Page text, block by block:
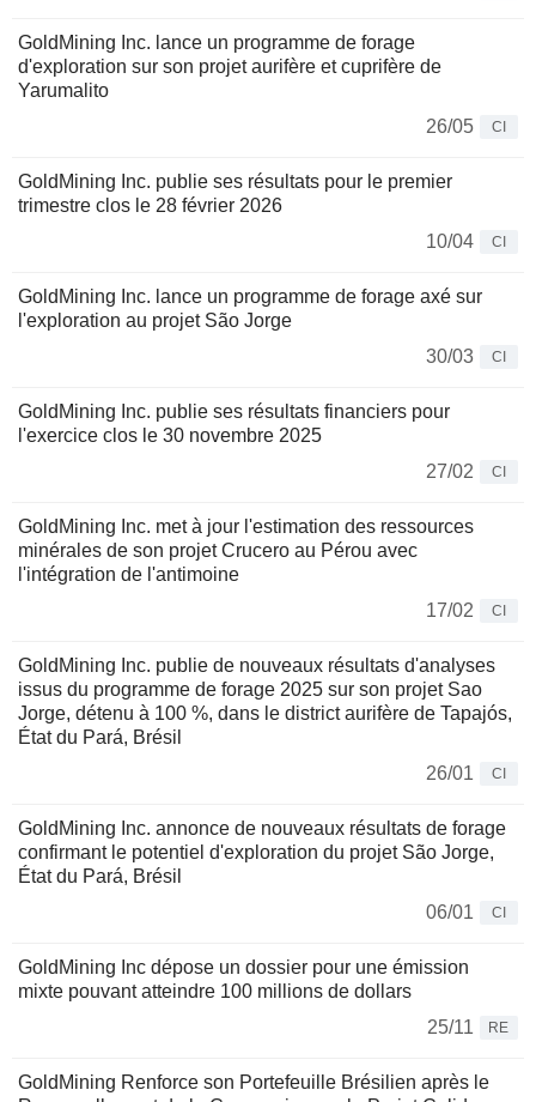
GoldMining Inc. lance un programme de forage
d'exploration sur son projet aurifère et cuprifère de
Yarumalito
26/05
CI
GoldMining Inc. publie ses résultats pour le premier
trimestre clos le 28 février 2026
10/04
CI
GoldMining Inc. lance un programme de forage axé sur
l'exploration au projet São Jorge
30/03
CI
GoldMining Inc. publie ses résultats financiers pour
l'exercice clos le 30 novembre 2025
27/02
CI
GoldMining Inc. met à jour l'estimation des ressources
minérales de son projet Crucero au Pérou avec
l'intégration de l'antimoine
17/02
CI
GoldMining Inc. publie de nouveaux résultats d'analyses
issus du programme de forage 2025 sur son projet Sao
Jorge, détenu à 100 %, dans le district aurifère de Tapajós,
État du Pará, Brésil
26/01
CI
GoldMining Inc. annonce de nouveaux résultats de forage
confirmant le potentiel d'exploration du projet São Jorge,
État du Pará, Brésil
06/01
CI
GoldMining Inc dépose un dossier pour une émission
mixte pouvant atteindre 100 millions de dollars
25/11
RE
GoldMining Renforce son Portefeuille Brésilien après le